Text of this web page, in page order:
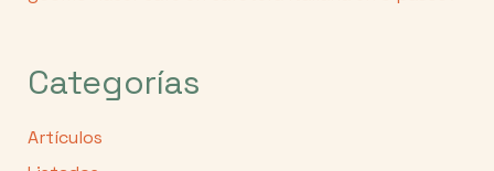
Categorías
Artículos